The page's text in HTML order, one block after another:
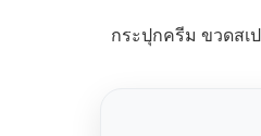
กระปุกครีม ขวดสเ